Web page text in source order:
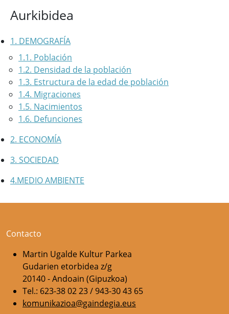
Aurkibidea
1. DEMOGRAFÍA
1.1. Población
1.2. Densidad de la población
1.3. Estructura de la edad de población
1.4. Migraciones
1.5. Nacimientos
1.6. Defunciones
2. ECONOMÍA
3. SOCIEDAD
4.MEDIO AMBIENTE
Contacto
Martin Ugalde Kultur Parkea
Gudarien etorbidea z/g
20140 - Andoain (Gipuzkoa)
Tel.: 623-38 02 23 / 943-30 43 65
komunikazioa@gaindegia.eus